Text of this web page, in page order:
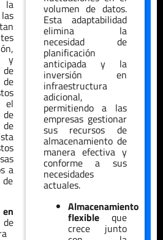
la
y
el
de
a
volumen de datos.
Esta adaptabilidad
elimina la
necesidad de
planificación
anticipada y la
inversión en
infraestructura
adicional,
permitiendo a las
empresas gestionar
sus recursos de
almacenamiento de
manera efectiva y
conforme a sus
necesidades
actuales.
Almacenamiento
flexibleque
crece junto